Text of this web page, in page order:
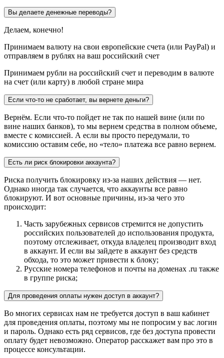
Вы делаете денежные переводы?
Делаем, конечно!
Принимаем валюту на свои европейские счета (или PayPal) и
отправляем в рублях на ваш российский счет
Принимаем рубли на российский счет и переводим в валюте
на счет (или карту) в любой стране мира
Если что-то не сработает, вы вернете деньги?
Вернём. Если что-то пойдет не так по нашей вине (или по
вине наших банков), то мы вернем средства в полном объеме,
вместе с комиссией. А если вы просто передумали, то
комиссию оставим себе, но «тело» платежа все равно вернем.
Есть ли риск блокировки аккаунта?
Риска получить блокировку из-за наших действия — нет.
Однако иногда так случается, что аккаунты все равно
блокируют. И вот основные причины, из-за чего это
происходит:
Часть зарубежных сервисов стремится не допустить
российских пользователей до использования продукта,
поэтому отслеживает, откуда владелец производит вход
в аккаунт. И если вы зайдете в аккаунт без средств
обхода, то это может привести к блоку;
Русские номера телефонов и почты на доменах .ru также
в группе риска;
Для проведения оплаты нужен доступ в аккаунт?
Во многих сервисах нам не требуется доступ в ваш кабинет
для проведения оплаты, поэтому мы не попросим у вас логин
и пароль. Однако есть ряд сервисов, где без доступа провести
оплату будет невозможно. Оператор расскажет вам про это в
процессе консультации.